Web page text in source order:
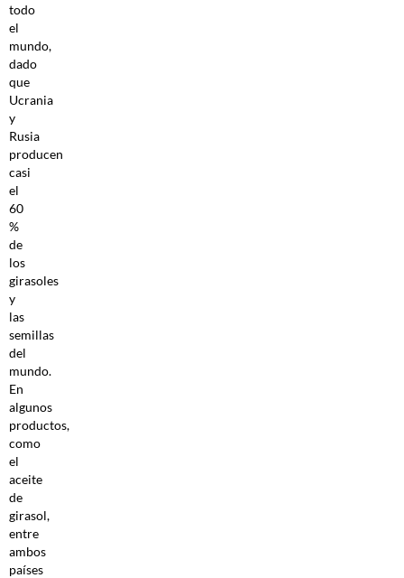
todo
el
mundo,
dado
que
Ucrania
y
Rusia
producen
casi
el
60
%
de
los
girasoles
y
las
semillas
del
mundo.
En
algunos
productos,
como
el
aceite
de
girasol,
entre
ambos
países